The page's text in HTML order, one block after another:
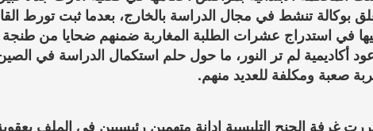
المحكمة الابتدائية بمراكش أحكامها في قضية أثارت جدلا
بوكالة تنشط في مجال الدراسة بالخارج، بعدما ثبت تورط
في استدراج عشرات الطلبة المغاربة ضمنهم ضحايا من طنجة
أكاديمية لم تر النور، ما حول حلم استكمال الدراسة في الصين
صعبة ومكلفة للعديد منهم.